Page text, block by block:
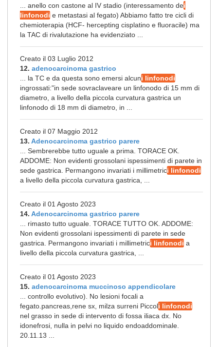
... anello con castone al IV stadio (interessamento dei
linfonodi e metastasi al fegato) Abbiamo fatto tre cicli di
chemioterapia (HCF- hercepting cisplatino e fluoracile) ma
la TAC di rivalutazione ha evidenziato ...
Creato il 03 Luglio 2012
12. adenocarcinoma gastrico
... la TC e da questa sono emersi alcuni linfonodi
ingrossati:"in sede sovraclaveare un linfonodo di 15 mm di
diametro, a livello della piccola curvatura gastrica un
linfonodo di 18 mm di diametro, in ...
Creato il 07 Maggio 2012
13. Adenocarcinoma gastrico parere
... Sembrerebbe tutto uguale a prima. TORACE OK.
ADDOME: Non evidenti grossolani ispessimenti di parete in
sede gastrica. Permangono invariati i millimetrici linfonodi
a livello della piccola curvatura gastrica, ...
Creato il 01 Agosto 2023
14. Adenocarcinoma gastrico parere
... rimasto tutto uguale. TORACE TUTTO OK. ADDOME:
Non evidenti grossolani ispessimenti di parete in sede
gastrica. Permangono invariati i millimetrici linfonodi a
livello della piccola curvatura gastrica, ...
Creato il 01 Agosto 2023
15. adenocarcinoma muccinoso appendicolare
... controllo evolutivo). No lesioni focali a
fegato.pancreas,rene sx, milza surreni Piccoli linfonodi
nel grasso in sede di intervento di fossa iliaca dx. No
idonefrosi, nulla in pelvi no liquido endoaddominale.
20.11.13 ...